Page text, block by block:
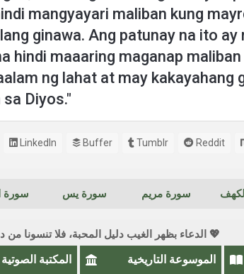
mangyayari maliban kung
ginawa. Ang patunay na ito
hindi maaaring maganap
ng lahat at may kakayahang
Diyos."
LinkedIn Buffer Tumblr Reddit
سورة مريم سورة يس سورة
💖 الدعاء بظهر الغيب دليل المحبة، فلا تنسونا
الموسوعة التاريخية المكتبة الصوتية